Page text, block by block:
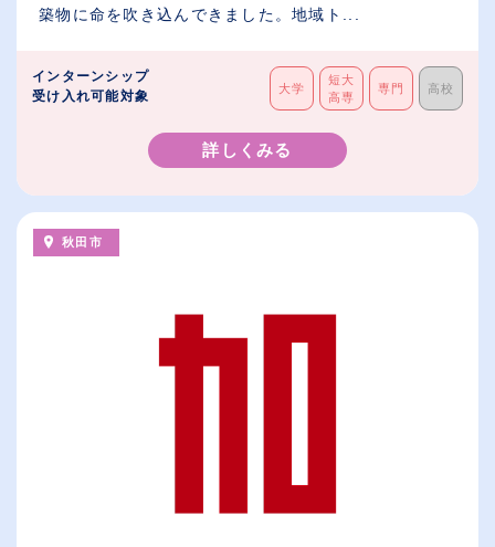
築物に命を吹き込んできました。地域ト...
インターンシップ
受け入れ可能対象
大学
短大
高専
専門 高校
詳しくみる
秋田市